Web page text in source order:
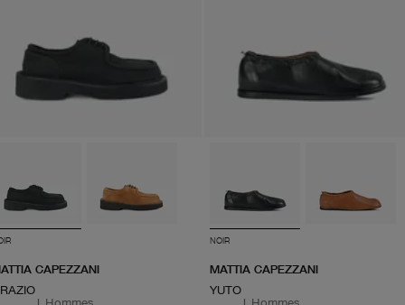
CAPEZZANI
| Hommes
NOIR
MATTIA CAPEZZANI
YUTO
| Hommes